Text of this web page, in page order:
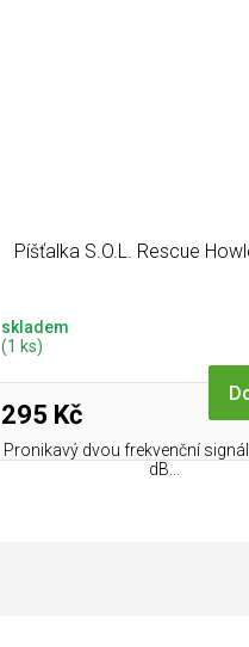
Píšťalka S.O.L. Rescue
skladem
(1 ks)
295 Kč
Pronikavý dvou frekvenční
dB...